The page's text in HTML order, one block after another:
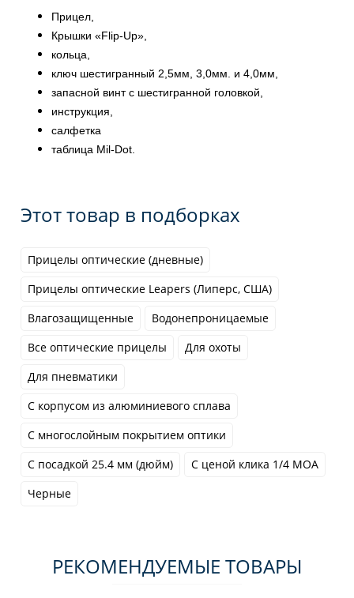
Прицел,
Крышки «Flip-Up»,
кольца,
ключ шестигранный 2,5мм, 3,0мм. и 4,0мм,
запасной винт с шестигранной головкой,
инструкция,
салфетка
таблица Mil-Dot
Этот товар в подборках
Прицелы оптические (дневные)
Прицелы оптические Leapers (Липерс, США)
Влагозащищенные
Водонепроницаемые
Все оптические прицелы
Для охоты
Для пневматики
С корпусом из алюминиевого сплава
С многослойным покрытием оптики
С посадкой 25.4 мм (дюйм)
С ценой клика 1/4 MOA
Черные
РЕКОМЕНДУЕМЫЕ ТОВАРЫ